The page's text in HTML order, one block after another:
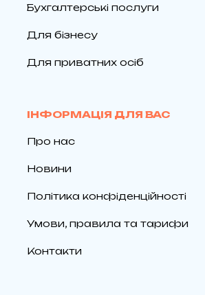
Бухгалтерські послуги
Для бізнесу
Для приватних осіб
ІНФОРМАЦІЯ ДЛЯ ВАС
Про нас
Новини
Політика конфіденційності
Умови, правила та тарифи
Контакти